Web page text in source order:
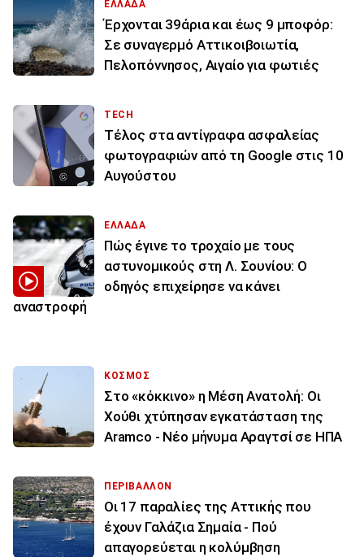
ΕΛΛΑΔΑ
Έρχονται 39άρια και έως 9 μποφόρ:
Σε συναγερμό Αττικοιβοιωτία,
Πελοπόννησος, Αιγαίο για φωτιές
TECH
Τέλος στα αντίγραφα ασφαλείας
φωτογραφιών από τη Google στις 10
Αυγούστου
ΕΛΛΑΔΑ
Πώς έγινε το τροχαίο με τους
αστυνομικούς στη Λ. Σουνίου: Ο
οδηγός επιχείρησε να κάνει
αναστροφή
ΚΟΣΜΟΣ
Στο «κόκκινο» η Μέση Ανατολή: Οι
Χούθι χτύπησαν εγκατάσταση της
Aramco - Νέο μήνυμα Αραγτσί σε ΗΠΑ
ΠΕΡΙΒΑΛΛΟΝ
Οι 17 παραλίες της Αττικής που
έχουν Γαλάζια Σημαία - Πού
απαγορεύεται η κολύμβηση